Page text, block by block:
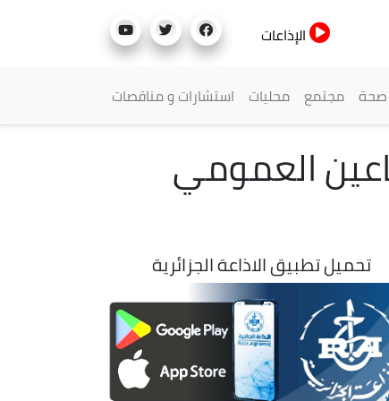
الإذاعات
صحة مجتمع محليات استشارات و مناقصات
العمومي
تحميل تطبيق الاذاعة الجزائرية